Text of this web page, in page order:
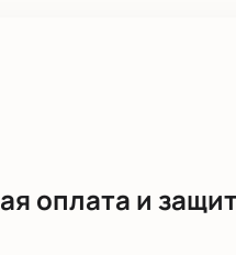
оплата и